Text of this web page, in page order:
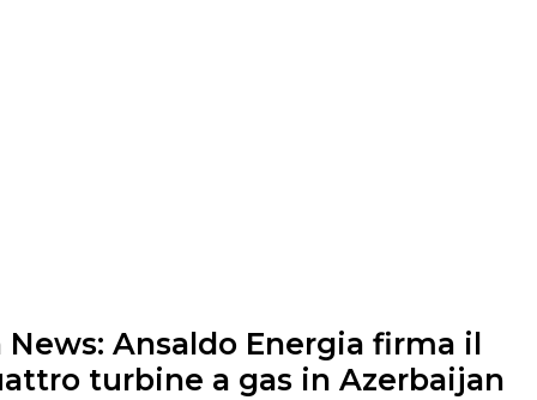
Ansaldo Energia firma il
turbine a gas in Azerbaijan